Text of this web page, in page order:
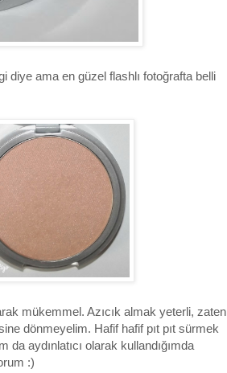
diye ama en güzel flashlı fotoğrafta belli
mükemmel. Azıcık almak yeterli, zaten
dönmeyelim. Hafif hafif pıt pıt sürmek
aydınlatıcı olarak kullandığımda
:)